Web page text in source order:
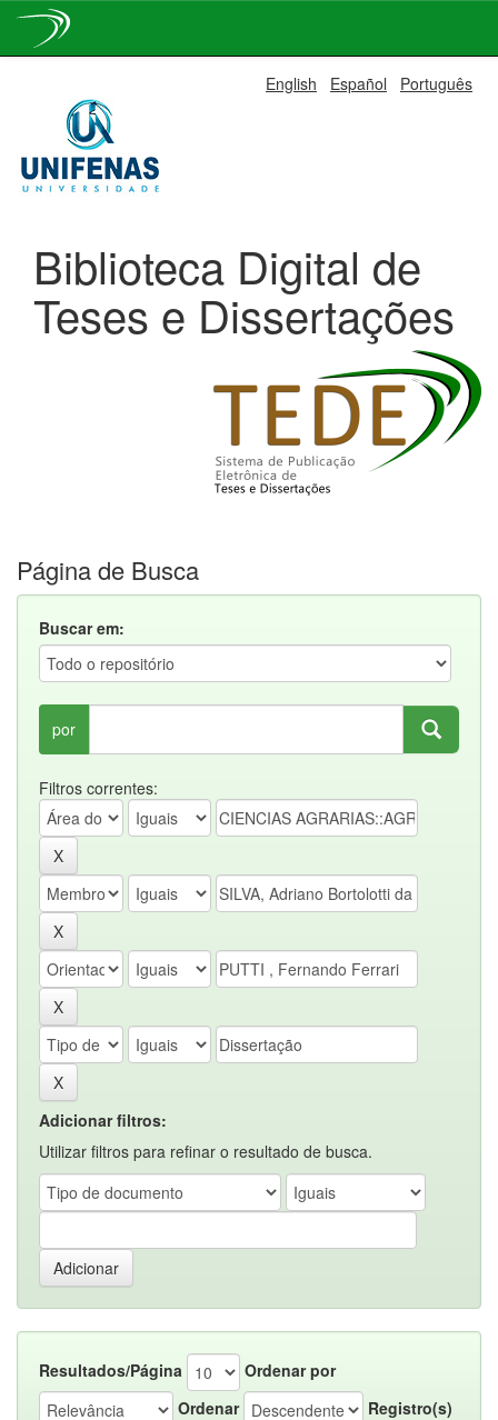
navigation
English Español Português
Biblioteca Digital de
Teses e Dissertações
Página de Busca
Buscar em:
por
Filtros correntes:
Adicionar filtros:
Utilizar filtros para refinar o resultado de busca.
Resultados/Página
Ordenar por
Ordenar
Registro(s)